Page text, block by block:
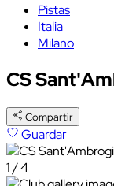
Pistas
Italia
Milano
CS
Compartir
Guardar
1 / 4